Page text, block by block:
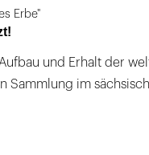
Erbe"
und Erhalt der
Sammlung im